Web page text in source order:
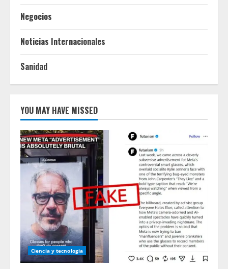
Negocios
Noticias Internacionales
Sanidad
YOU MAY HAVE MISSED
Ciencia y tecnologia